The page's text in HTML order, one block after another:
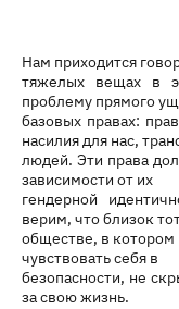
Нам приходится
тяжелых вещах в
проблему прямого
базовых правах:
насилия для нас,
людей. Эти права
зависимости от их
гендерной
верим, что близок
обществе, в котором
чувствовать себя в
безопасности, не
за свою жизнь.